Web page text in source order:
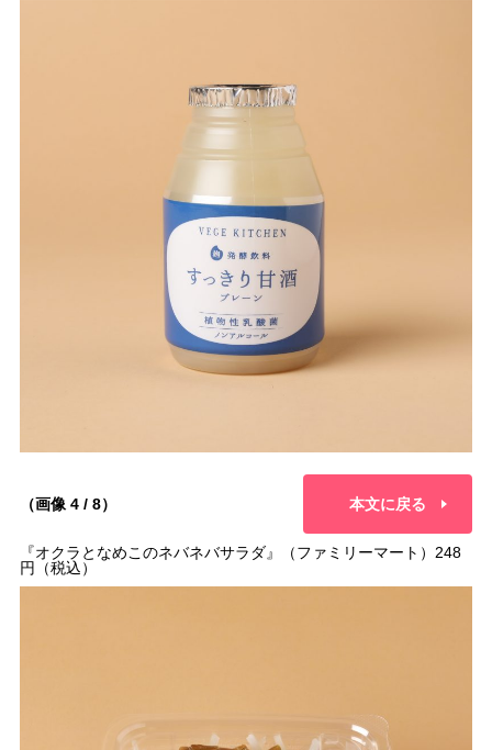
（画像 4 / 8） 本文に戻る
『オクラとなめこのネバネバサラダ』（ファミリーマート）248
円（税込）